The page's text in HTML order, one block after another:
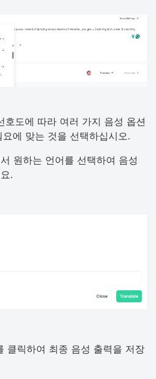
호도에 따라 여러 가지 음성 옵션
에 맞는 것을 선택하십시오.
원하는 언어를 선택하여 음성
.
클릭하여 최종 음성 출력을 저장